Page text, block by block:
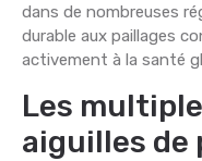
dans de nombreuses
durable aux paillages
activement à la santé
Les
aiguilles de